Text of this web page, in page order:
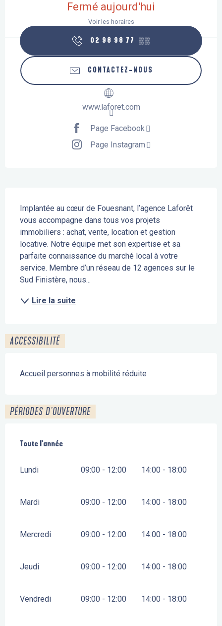
Fermé aujourd'hui
Voir les horaires
02 98 98 77 ▒▒
CONTACTEZ-NOUS
www.laforet.com
Page Facebook
Page Instagram
Implantée au cœur de Fouesnant, l’agence Laforêt
vous accompagne dans tous vos projets
immobiliers : achat, vente, location et gestion
locative. Notre équipe met son expertise et sa
parfaite connaissance du marché local à votre
service. Membre d’un réseau de 12 agences sur le
Sud Finistère, nous...
Lire la suite
ACCESSIBILITÉ
Accueil personnes à mobilité réduite
PÉRIODES D'OUVERTURE
Toute l'année
Toute l'année
Lundi 09:00 - 12:00 14:00 - 18:00
Mardi 09:00 - 12:00 14:00 - 18:00
Mercredi 09:00 - 12:00 14:00 - 18:00
Jeudi 09:00 - 12:00 14:00 - 18:00
Vendredi 09:00 - 12:00 14:00 - 18:00